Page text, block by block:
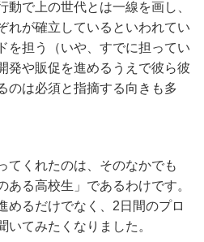
で上の世代とは一線を画し、
れが確立しているといわれてい
を担う（いや、すでに担ってい
発や販促を進めるうえで彼ら彼
のは必須と指摘する向きも多
てくれたのは、そのなかでも
ある高校生」であるわけです。
めるだけでなく、2日間のプロ
いてみたくなりました。